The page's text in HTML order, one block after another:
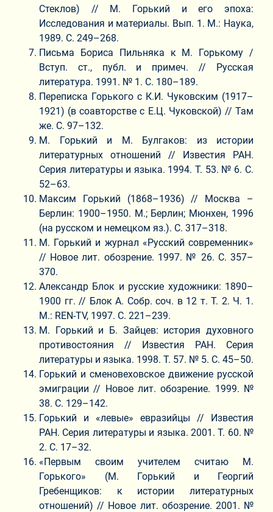
Стеклов) // М. Горький и его эпоха:
Исследования и материалы. Вып. 1. М.: Наука,
1989. С. 249–268.
Письма Бориса Пильняка к М. Горькому /
Вступ. ст., публ. и примеч. // Русская
литература. 1991. № 1. С. 180–189.
Переписка Горького с К.И. Чуковским (1917–
1921) (в соавторстве с Е.Ц. Чуковской) // Там
же. С. 97–132.
М. Горький и М. Булгаков: из истории
литературных отношений // Известия РАН.
Серия литературы и языка. 1994. Т. 53. № 6. С.
52–63.
Максим Горький (1868–1936) // Москва –
Берлин: 1900–1950. М.; Берлин; Мюнхен, 1996
(на русском и немецком яз.). С. 317–318.
М. Горький и журнал «Русский современник»
// Новое лит. обозрение. 1997. № 26. С. 357–
370.
Александр Блок и русские художники: 1890–
1900 гг. // Блок А. Собр. соч. в 12 т. Т. 2. Ч. 1.
М.: REN-TV, 1997. С. 221–239.
М. Горький и Б. Зайцев: история духовного
противостояния // Известия РАН. Серия
литературы и языка. 1998. Т. 57. № 5. С. 45–50.
Горький и сменовеховское движение русской
эмиграции // Новое лит. обозрение. 1999. №
38. С. 129–142.
Горький и «левые» евразийцы // Известия
РАН. Серия литературы и языка. 2001. Т. 60. №
2. С. 17–32.
«Первым своим учителем считаю М.
Горького» (М. Горький и Георгий
Гребенщиков: к истории литературных
отношений) // Новое лит. обозрение. 2001. №